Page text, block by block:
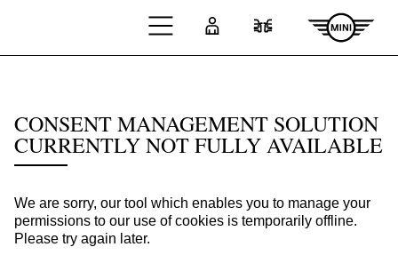
Zum Hauptinhalt springen
Anmelden